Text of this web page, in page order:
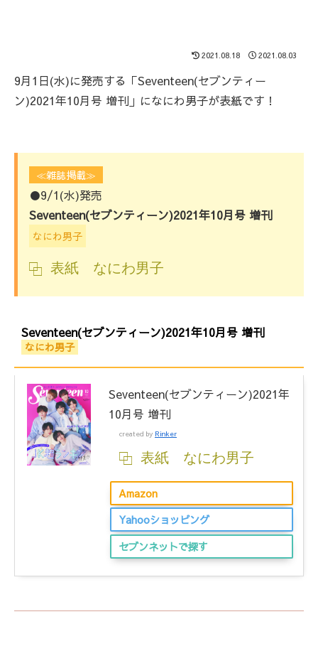
2021.08.18 2021.08.03
9月1日(水)に発売する「Seventeen(セブンティー
ン)2021年10月号 増刊」になにわ男子が表紙です！
≪雑誌掲載≫
●9/1(水)発売
Seventeen(セブンティーン)2021年10月号 増刊
なにわ男子
表紙 なにわ男子
Seventeen(セブンティーン)2021年10月号 増刊
なにわ男子
Seventeen(セブンティーン)2021年
10月号 増刊
created by Rinker
表紙 なにわ男子
Amazon
Yahooショッピング
セブンネットで探す